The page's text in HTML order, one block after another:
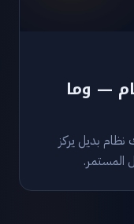
— وما
نظام بديل يركز
المستمر.